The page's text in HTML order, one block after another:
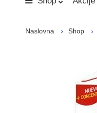
Naslovna Shop